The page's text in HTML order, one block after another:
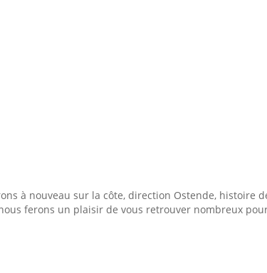
à nouveau sur la côte, direction Ostende, histoire
ferons un plaisir de vous retrouver nombreux